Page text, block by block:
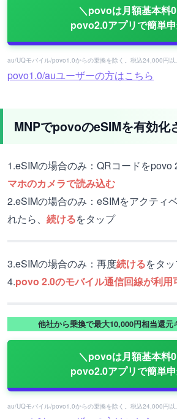
＼povoは月額基本料
povo2.0アプリで簡単
au/UQモバイル/povo1.0からの乗換を除く。税込24,000円以
povo1.0/auユーザーの方はこちら
MNPでpovoのeSIMを有効化
1.eSIMの場合のみ：QRコードをpovo
マホのカメラで読み込む
2.eSIMの場合のみ：eSIMをアクティ
れたら、 続けるをタップ
3.eSIMの場合のみ：再度続けるをタ
4.povo 2.0のモバイル通信回線が利用
他社から乗換で最大10,000円相当還元
＼povoは月額基本料
povo2.0アプリで簡単
au/UQモバイル/povo1.0からの乗換を除く。税込24,000円以